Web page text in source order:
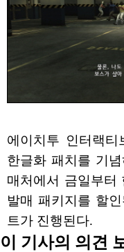
에이치투 인터랙
한글화 패치를 기
매처에서 금일부터
발매 패키지를 할
트가 진행된다.
이 기사의 의견